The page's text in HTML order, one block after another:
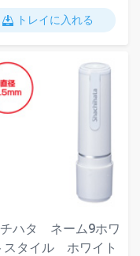
トレイに入れる
ハタ ネーム9ホワ
スタイル ホワイト